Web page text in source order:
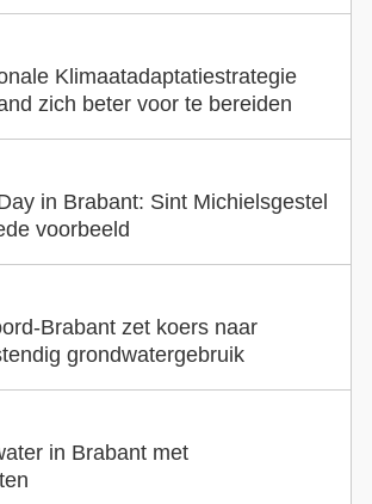
Klimaatadaptatiestrategie
zich beter voor te bereiden
in Brabant: Sint Michielsgestel
voorbeeld
Brabant zet koers naar
grondwatergebruik
in Brabant met